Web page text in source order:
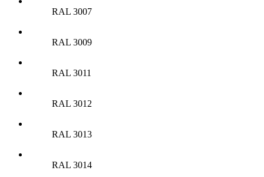
RAL 3007
RAL 3009
RAL 3011
RAL 3012
RAL 3013
RAL 3014